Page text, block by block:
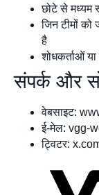
छोटे से मध्यम
जिन टीमों
है
शोधकर्ताओं
संपर्क और
वेबसाइट:
ई‑मेल: vgg-
ट्विटर: